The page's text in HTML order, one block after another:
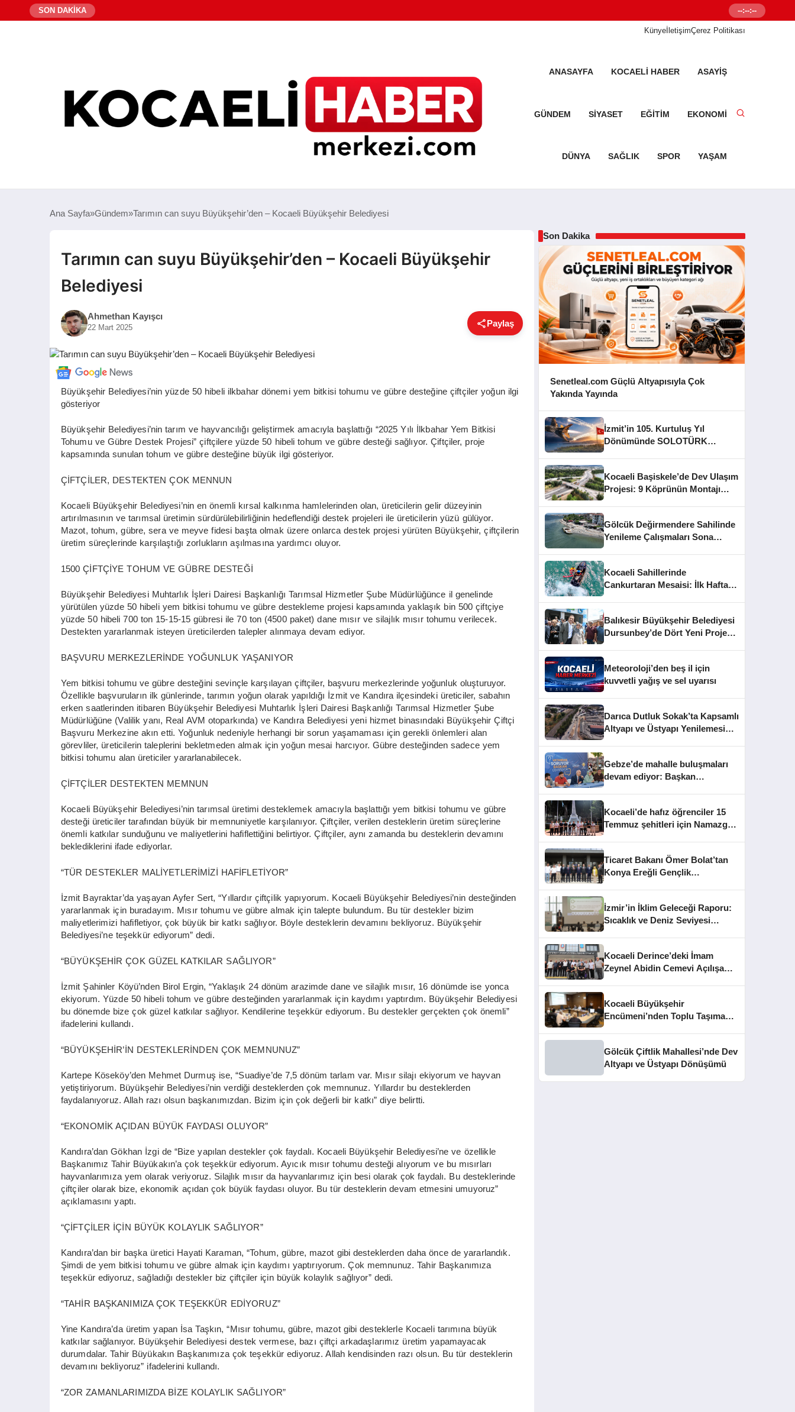
SON DAKİKA Senetleal.com
--:--:--
KünyeİletişimÇerez Politikası
ANASAYFA KOCAELI HABER ASAYIŞ
GÜNDEM SIYASET EĞITIM EKONOMI
DÜNYA SAĞLIK SPOR YAŞAM
Ana Sayfa Gündem Tarımın can suyu Büyükşehir’den – Kocaeli Büyükşehir Belediyesi
Tarımın can suyu Büyükşehir’den – Kocaeli Büyükşehir
Belediyesi
Ahmethan Kayışcı
22 Mart 2025 Paylaş
Büyükşehir Belediyesi’nin yüzde 50 hibeli ilkbahar dönemi yem bitkisi tohumu ve gübre desteğine çiftçiler yoğun ilgi
gösteriyor
Büyükşehir Belediyesi’nin tarım ve hayvancılığı geliştirmek amacıyla başlattığı “2025 Yılı İlkbahar Yem Bitkisi
Tohumu ve Gübre Destek Projesi” çiftçilere yüzde 50 hibeli tohum ve gübre desteği sağlıyor. Çiftçiler, proje
kapsamında sunulan tohum ve gübre desteğine büyük ilgi gösteriyor.
ÇİFTÇİLER, DESTEKTEN ÇOK MENNUN
Kocaeli Büyükşehir Belediyesi’nin en önemli kırsal kalkınma hamlelerinden olan, üreticilerin gelir düzeyinin
artırılmasının ve tarımsal üretimin sürdürülebilirliğinin hedeflendiği destek projeleri ile üreticilerin yüzü gülüyor.
Mazot, tohum, gübre, sera ve meyve fidesi başta olmak üzere onlarca destek projesi yürüten Büyükşehir, çiftçilerin
üretim süreçlerinde karşılaştığı zorlukların aşılmasına yardımcı oluyor.
1500 ÇİFTÇİYE TOHUM VE GÜBRE DESTEĞİ
Büyükşehir Belediyesi Muhtarlık İşleri Dairesi Başkanlığı Tarımsal Hizmetler Şube Müdürlüğünce il genelinde
yürütülen yüzde 50 hibeli yem bitkisi tohumu ve gübre destekleme projesi kapsamında yaklaşık bin 500 çiftçiye
yüzde 50 hibeli 700 ton 15-15-15 gübresi ile 70 ton (4500 paket) dane mısır ve silajlık mısır tohumu verilecek.
Destekten yararlanmak isteyen üreticilerden talepler alınmaya devam ediyor.
BAŞVURU MERKEZLERİNDE YOĞUNLUK YAŞANIYOR
Yem bitkisi tohumu ve gübre desteğini sevinçle karşılayan çiftçiler, başvuru merkezlerinde yoğunluk oluşturuyor.
Özellikle başvuruların ilk günlerinde, tarımın yoğun olarak yapıldığı İzmit ve Kandıra ilçesindeki üreticiler, sabahın
erken saatlerinden itibaren Büyükşehir Belediyesi Muhtarlık İşleri Dairesi Başkanlığı Tarımsal Hizmetler Şube
Müdürlüğüne (Valilik yanı, Real AVM otoparkında) ve Kandıra Belediyesi yeni hizmet binasındaki Büyükşehir Çiftçi
Başvuru Merkezine akın etti. Yoğunluk nedeniyle herhangi bir sorun yaşamaması için gerekli önlemleri alan
görevliler, üreticilerin taleplerini bekletmeden almak için yoğun mesai harcıyor. Gübre desteğinden sadece yem
bitkisi tohumu alan üreticiler yararlanabilecek.
ÇİFTÇİLER DESTEKTEN MEMNUN
Kocaeli Büyükşehir Belediyesi’nin tarımsal üretimi desteklemek amacıyla başlattığı yem bitkisi tohumu ve gübre
desteği üreticiler tarafından büyük bir memnuniyetle karşılanıyor. Çiftçiler, verilen desteklerin üretim süreçlerine
önemli katkılar sunduğunu ve maliyetlerini hafiflettiğini belirtiyor. Çiftçiler, aynı zamanda bu desteklerin devamını
beklediklerini ifade ediyorlar.
“TÜR DESTEKLER MALİYETLERİMİZİ HAFİFLETİYOR”
İzmit Bayraktar’da yaşayan Ayfer Sert, “Yıllardır çiftçilik yapıyorum. Kocaeli Büyükşehir Belediyesi’nin desteğinden
yararlanmak için buradayım. Mısır tohumu ve gübre almak için talepte bulundum. Bu tür destekler bizim
maliyetlerimizi hafifletiyor, çok büyük bir katkı sağlıyor. Böyle desteklerin devamını bekliyoruz. Büyükşehir
Belediyesi’ne teşekkür ediyorum” dedi.
“BÜYÜKŞEHİR ÇOK GÜZEL KATKILAR SAĞLIYOR”
İzmit Şahinler Köyü’nden Birol Ergin, “Yaklaşık 24 dönüm arazimde dane ve silajlık mısır, 16 dönümde ise yonca
ekiyorum. Yüzde 50 hibeli tohum ve gübre desteğinden yararlanmak için kaydımı yaptırdım. Büyükşehir Belediyesi
bu dönemde bize çok güzel katkılar sağlıyor. Kendilerine teşekkür ediyorum. Bu destekler gerçekten çok önemli”
ifadelerini kullandı.
“BÜYÜKŞEHİR’İN DESTEKLERİNDEN ÇOK MEMNUNUZ”
Kartepe Köseköy’den Mehmet Durmuş ise, “Suadiye’de 7,5 dönüm tarlam var. Mısır silajı ekiyorum ve hayvan
yetiştiriyorum. Büyükşehir Belediyesi’nin verdiği desteklerden çok memnunuz. Yıllardır bu desteklerden
faydalanıyoruz. Allah razı olsun başkanımızdan. Bizim için çok değerli bir katkı” diye belirtti.
“EKONOMİK AÇIDAN BÜYÜK FAYDASI OLUYOR”
Kandıra’dan Gökhan İzgi de “Bize yapılan destekler çok faydalı. Kocaeli Büyükşehir Belediyesi’ne ve özellikle
Başkanımız Tahir Büyükakın’a çok teşekkür ediyorum. Ayıcık mısır tohumu desteği alıyorum ve bu mısırları
hayvanlarımıza yem olarak veriyoruz. Silajlık mısır da hayvanlarımız için besi olarak çok faydalı. Bu desteklerinde
çiftçiler olarak bize, ekonomik açıdan çok büyük faydası oluyor. Bu tür desteklerin devam etmesini umuyoruz”
açıklamasını yaptı.
“ÇİFTÇİLER İÇİN BÜYÜK KOLAYLIK SAĞLIYOR”
Kandıra’dan bir başka üretici Hayati Karaman, “Tohum, gübre, mazot gibi desteklerden daha önce de yararlandık.
Şimdi de yem bitkisi tohumu ve gübre almak için kaydımı yaptırıyorum. Çok memnunuz. Tahir Başkanımıza
teşekkür ediyoruz, sağladığı destekler biz çiftçiler için büyük kolaylık sağlıyor” dedi.
“TAHİR BAŞKANIMIZA ÇOK TEŞEKKÜR EDİYORUZ”
Yine Kandıra’da üretim yapan İsa Taşkın, “Mısır tohumu, gübre, mazot gibi desteklerle Kocaeli tarımına büyük
katkılar sağlanıyor. Büyükşehir Belediyesi destek vermese, bazı çiftçi arkadaşlarımız üretim yapamayacak
durumdalar. Tahir Büyükakın Başkanımıza çok teşekkür ediyoruz. Allah kendisinden razı olsun. Bu tür desteklerin
devamını bekliyoruz” ifadelerini kullandı.
“ZOR ZAMANLARIMIZDA BİZE KOLAYLIK SAĞLIYOR”
Son Dakika
Senetleal.com Güçlü Altyapısıyla Çok
Yakında Yayında
İzmit’in 105. Kurtuluş Yıl
Dönümünde SOLOTÜRK
Kocaeli Başiskele’de Dev Ulaşım
Projesi: 9 Köprünün Montajı
Gölcük Değirmendere Sahilinde
Yenileme Çalışmaları Sona
Kocaeli Sahillerinde
Cankurtaran Mesaisi: İlk Haftada
Balıkesir Büyükşehir Belediyesi
Dursunbey’de Dört Yeni Projeyi
Meteoroloji’den beş il için
kuvvetli yağış ve sel uyarısı
Darıca Dutluk Sokak’ta Kapsamlı
Altyapı ve Üstyapı Yenilemesi
Gebze’de mahalle buluşmaları
devam ediyor: Başkan
Kocaeli’de hafız öğrenciler 15
Temmuz şehitleri için Namazgâh
Ticaret Bakanı Ömer Bolat’tan
Konya Ereğli Gençlik
İzmir’in İklim Geleceği Raporu:
Sıcaklık ve Deniz Seviyesi
Kocaeli Derince’deki İmam
Zeynel Abidin Cemevi Açılışa
Kocaeli Büyükşehir
Encümeni’nden Toplu Taşıma
Gölcük Çiftlik Mahallesi’nde Dev
Altyapı ve Üstyapı Dönüşümü